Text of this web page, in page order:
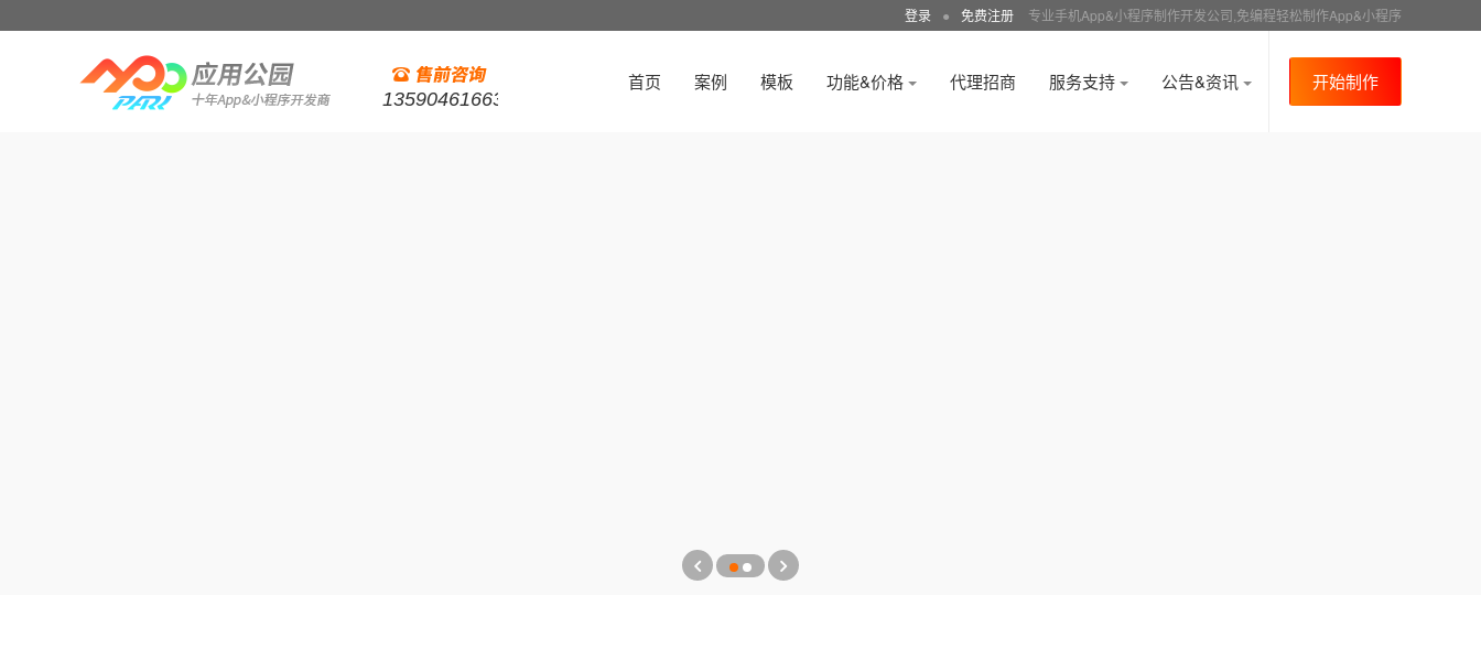
登录 ● 免费注册 专业手机App&小程序制作开发公司,免编程轻松制作App&小程序
13590461663
首页 案例 模板 功能&价格 代理招商 服务支持 公告&资讯 开始制作